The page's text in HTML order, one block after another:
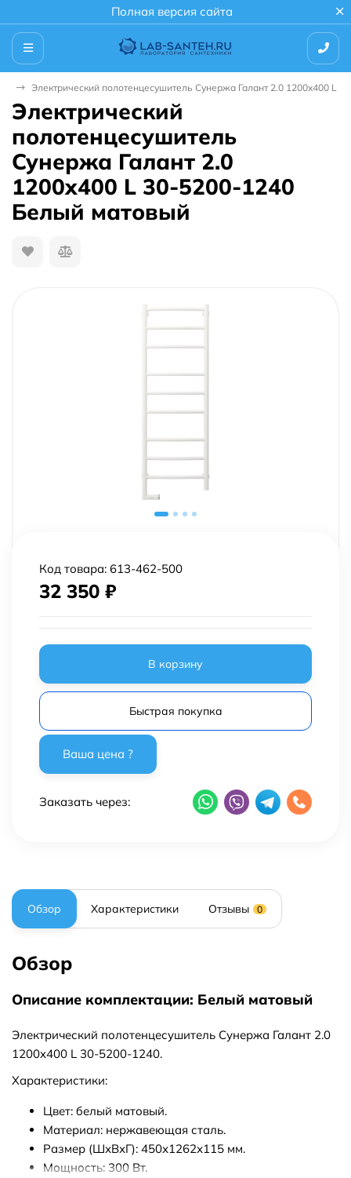
Полная версия сайта
Электрический полотенцесушитель Сунержа Галант 2.0 1200x400 L
Электрический
полотенцесушитель
Сунержа Галант 2.0
1200x400 L 30-5200-1240
Белый матовый
Код товара: 613-462-500
32 350 ₽
В корзину
Быстрая покупка
Заказать через:
Обзор Характеристики Отзывы 0
Обзор
Описание комплектации: Белый матовый
Электрический полотенцесушитель Сунержа Галант 2.0
1200x400 L 30-5200-1240.
Характеристики:
Цвет: белый матовый.
Материал: нержавеющая сталь.
Размер (ШхВхГ): 450х1262х115 мм.
Мощность: 300 Вт.